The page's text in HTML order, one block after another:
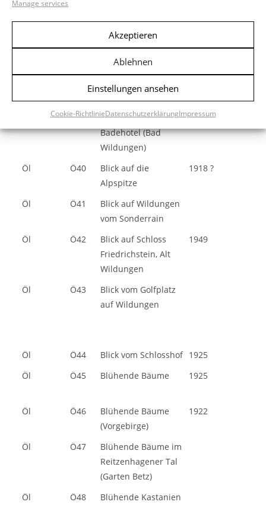
Manage services
Akzeptieren
Ablehnen
Einstellungen ansehen
Cookie-RichtlinieDatenschutzerklärungImpressum
Vorfrühling
Wildungen
Ö39
Blick auf das
Badehotel (Bad
Wildungen)
1925
Öl Ö40
Blick auf die
Alpspitze
1918 ?
Öl Ö41
Blick auf Wildungen
vom Sonderrain
Öl
Ö42
Blick auf Schloss
Friedrichstein, Alt
Wildungen
1949
Öl Ö43
Blick vom Golfplatz
auf Wildungen
Öl Ö44 Blick vom Schlosshof 1925
Öl
Ö45 Blühende Bäume 1925
Öl Ö46
Blühende Bäume
(Vorgebirge)
1922
Öl Ö47
Blühende Bäume im
Reitzenhagener Tal
(Garten Betz)
Öl
Ö48
Blühende Kastanien